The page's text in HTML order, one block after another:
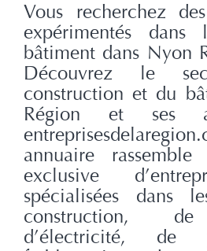
Vous recherchez
expérimentés
bâtiment dans Nyon
Découvrez le
construction et du
Région et ses
annuaire
exclusive
spécialisées dans
construction, de
d’électricité, de